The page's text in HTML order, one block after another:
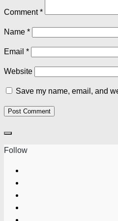
Comment*
Name *
Email *
Website
Save my name, email, and
Follow